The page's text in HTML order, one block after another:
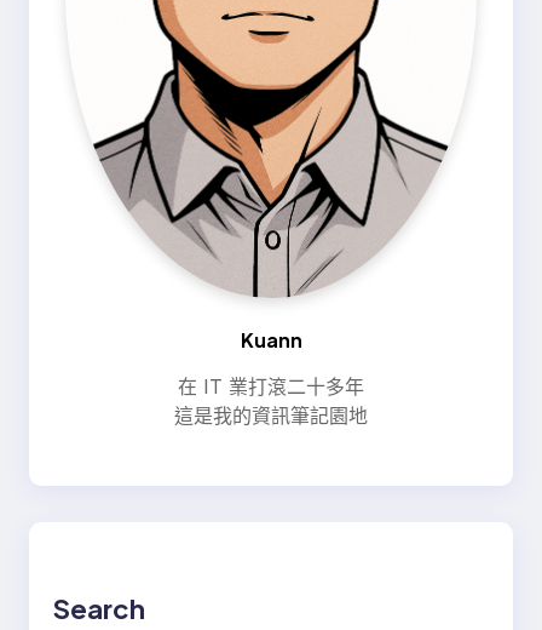
Kuann
在 IT 業打滾二十多年
這是我的資訊筆記園地
Search